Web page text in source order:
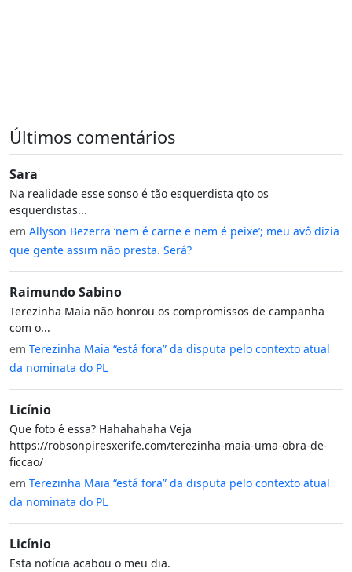
Últimos comentários
Sara
Na realidade esse sonso é tão esquerdista qto os
esquerdistas...
em Allyson Bezerra ‘nem é carne e nem é peixe’; meu avô dizia
que gente assim não presta. Será?
Raimundo Sabino
Terezinha Maia não honrou os compromissos de campanha
com o...
em Terezinha Maia “está fora” da disputa pelo contexto atual
da nominata do PL
Licínio
Que foto é essa? Hahahahaha Veja
https://robsonpiresxerife.com/terezinha-maia-uma-obra-de-
ficcao/
em Terezinha Maia “está fora” da disputa pelo contexto atual
da nominata do PL
Licínio
Esta notícia acabou o meu dia.